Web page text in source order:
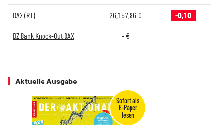
DAX (RT) 26.157,86€ -0,10
DZ Bank Knock-Out DAX -€
Aktuelle Ausgabe